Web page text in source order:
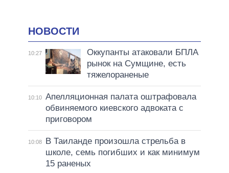
НОВОСТИ
10:27
Оккупанты атаковали БПЛА
рынок на Сумщине, есть
тяжелораненые
10:10 Апелляционная палата оштрафовала
обвиняемого киевского адвоката с
приговором
10:08
В Таиланде произошла стрельба в
школе, семь погибших и как минимум
15 раненых